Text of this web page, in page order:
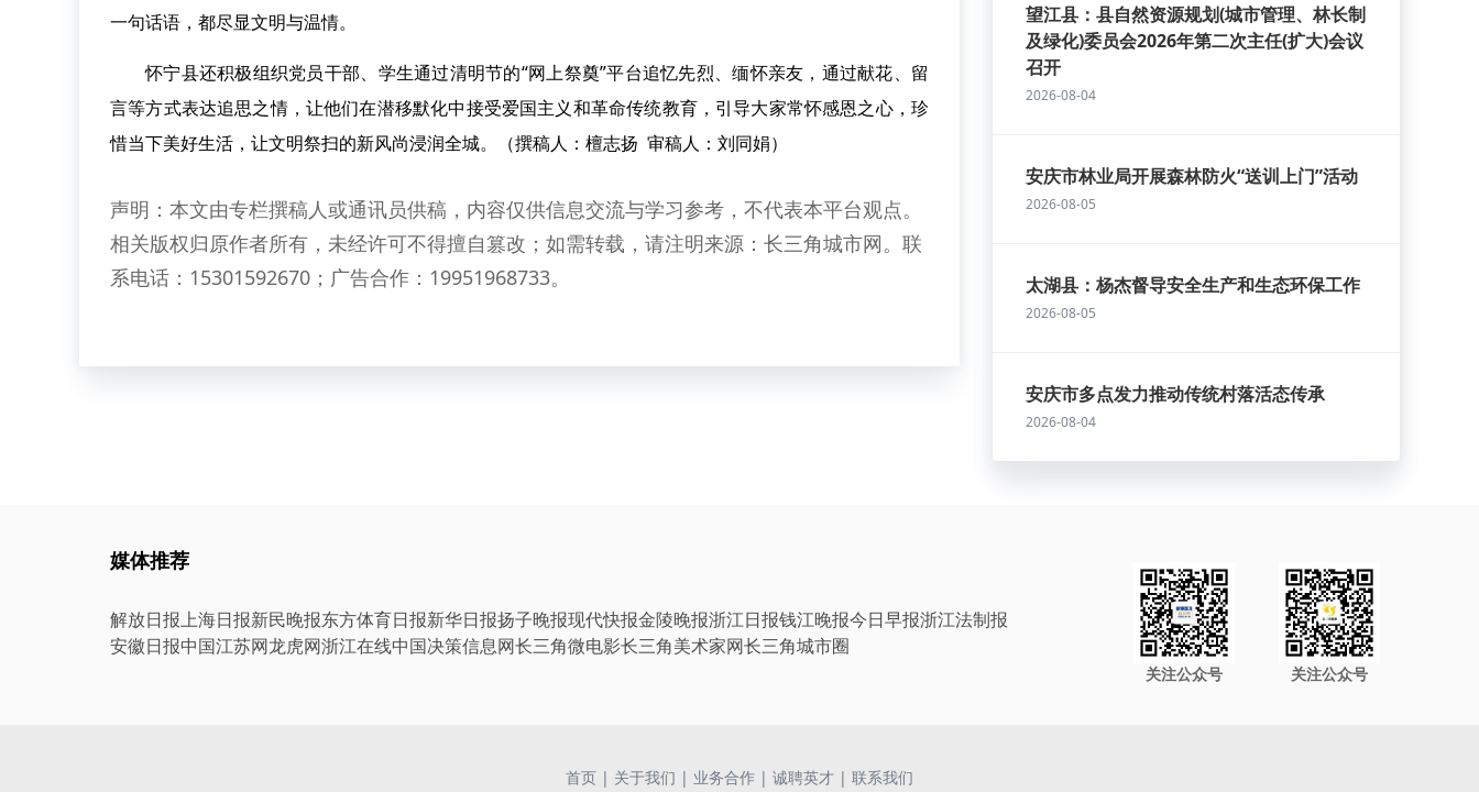
一句话语，都尽显文明与温情。
怀宁县还积极组织党员干部、学生通过清明节的“网上祭奠”平台追忆先烈、缅怀亲友，通过献花、留
言等方式表达追思之情，让他们在潜移默化中接受爱国主义和革命传统教育，引导大家常怀感恩之心，珍
惜当下美好生活，让文明祭扫的新风尚浸润全城。（撰稿人：檀志扬 审稿人：刘同娟）
声明：本文由专栏撰稿人或通讯员供稿，内容仅供信息交流与学习参考，不代表本平台观点。
相关版权归原作者所有，未经许可不得擅自篡改；如需转载，请注明来源：长三角城市网。联
系电话：15301592670；广告合作：19951968733。
望江县：县自然资源规划(城市管理、林长制
及绿化)委员会2026年第二次主任(扩大)会议
召开
2026-08-04
安庆市林业局开展森林防火“送训上门”活动
2026-08-05
太湖县：杨杰督导安全生产和生态环保工作
2026-08-05
安庆市多点发力推动传统村落活态传承
2026-08-04
媒体推荐
解放日报上海日报新民晚报东方体育日报新华日报扬子晚报现代快报金陵晚报浙江日报钱江晚报今日早报浙江法制报
安徽日报中国江苏网龙虎网浙江在线中国决策信息网长三角微电影长三角美术家网长三角城市圈
关注公众号 关注公众号
首页 | 关于我们 | 业务合作 | 诚聘英才 | 联系我们